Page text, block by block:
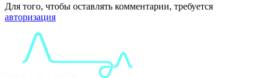
Для того, чтобы оставлять комментарии, требуется
авторизация